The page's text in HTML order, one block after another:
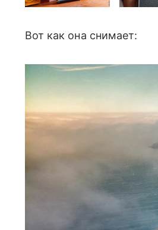
Вот как она снимает: